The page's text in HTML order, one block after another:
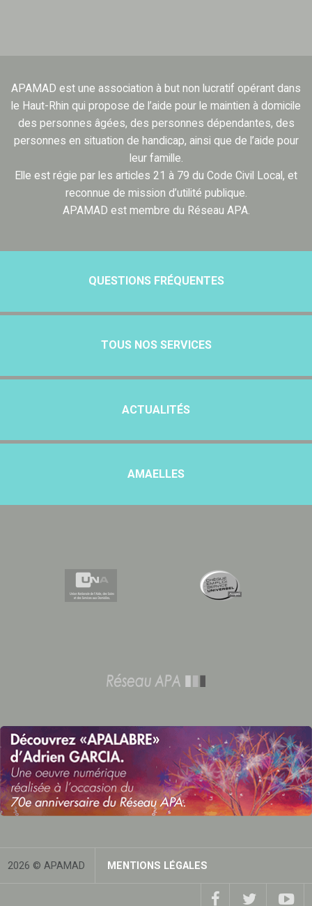
APAMAD est une association à but non lucratif opérant dans
le Haut-Rhin qui propose de l’aide pour le maintien à domicile
des personnes âgées, des personnes dépendantes, des
personnes en situation de handicap, ainsi que de l’aide pour
leur famille.
Elle est régie par les articles 21 à 79 du Code Civil Local, et
reconnue de mission d’utilité publique.
APAMAD est membre du Réseau APA.
QUESTIONS FRÉQUENTES
TOUS NOS SERVICES
ACTUALITÉS
AMAELLES
2026 © APAMAD MENTIONS LÉGALES